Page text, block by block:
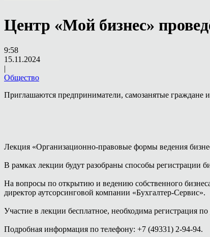
Центр «Мой бизнес»
9:58
15.11.2024
|
Общество
Приглашаются предприниматели, самозанятые граждане
Лекция «Организационно-правовые формы ведения
В рамках лекции будут разобраны способы
На вопросы по открытию и ведению собственного
директор аутсорсинговой компании «Бухгалтер-Сервис».
Участие в лекции бесплатное, необходима регистрация по
Подробная информация по телефону: +7 (49331) 2-94-94.